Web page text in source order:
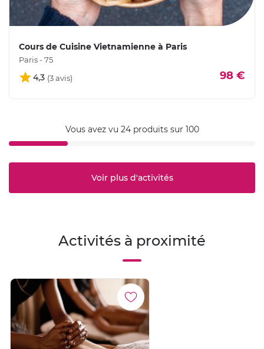
Cours de Cuisine Vietnamienne à Paris
Paris - 75
4,3 98 €
Vous avez vu 24 produits sur 100
Voir plus d'activités
Activités à proximité